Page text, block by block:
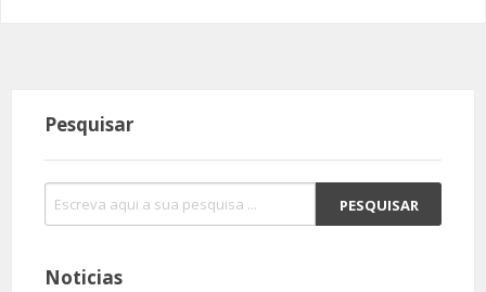
Pesquisar
Noticias